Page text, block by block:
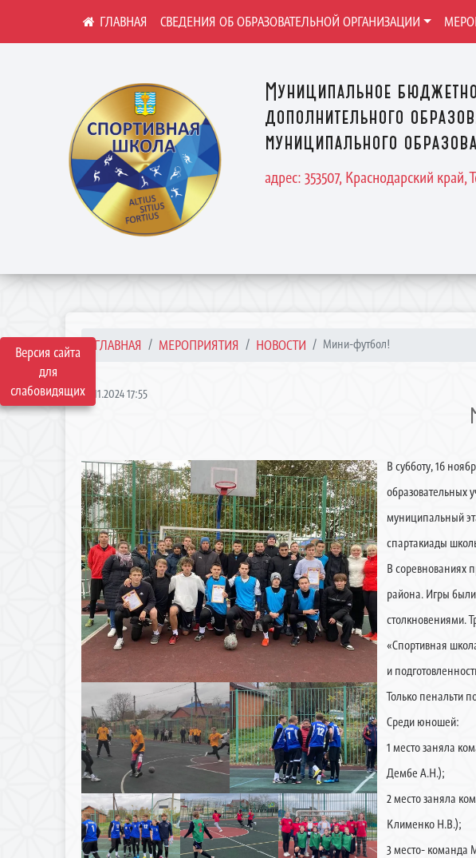
Версия сайта
для
слабовидящих
Муниципальное
дополнительного
муниципального
адрес: 353507, Краснодарский
СВЕДЕНИЯ ОБ ОБРАЗОВАТЕЛЬНОЙ ОРГАНИЗАЦИИ
ГЛАВНАЯ МЕРОПРИЯТИЯ НОВОСТИ Мини-футбол!
18.11.2024 17:55
В субботу, 16
образовательных
муниципальный
спартакиады
В соревнованиях
района. Игры
столкновениями.
«Спортивная
и
Только пенальти
Среди юношей:
1 место заняла
Дембе А.Н.);
2 место заняла
Клименко Н.В.);
3 место- команда